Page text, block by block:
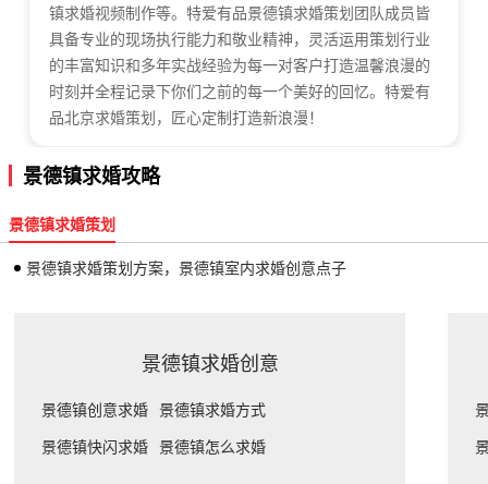
镇求婚视频制作等。特爱有品景德镇求婚策划团队成员皆
具备专业的现场执行能力和敬业精神，灵活运用策划行业
的丰富知识和多年实战经验为每一对客户打造温馨浪漫的
时刻并全程记录下你们之前的每一个美好的回忆。特爱有
品北京求婚策划，匠心定制打造新浪漫！
景德镇求婚攻略
景德镇求婚策划
景德镇求婚策划方案，景德镇室内求婚创意点子
景德镇求婚创意
景德镇创意求婚 景德镇求婚方式
景德镇快闪求婚 景德镇怎么求婚